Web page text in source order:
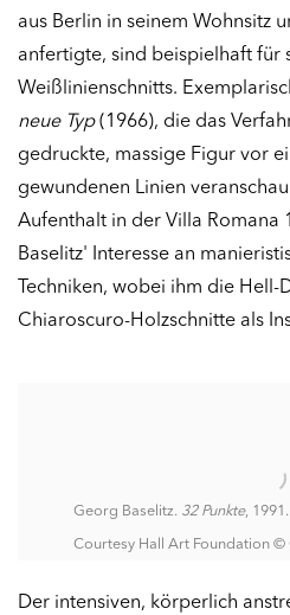
aus Berlin in seinem Wohnsitz
anfertigte, sind beispielhaft für
Weißlinienschnitts.
neue Typ(1966), die das
gedruckte, massige Figur vor
gewundenen Linien
Aufenthalt in der Villa Romana
Baselitz' Interesse an
Techniken, wobei ihm die Hell-
Chiaroscuro-Holzschnitte als
Georg Baselitz. 32 Punkte,
Courtesy Hall Art Foundation ©
Der intensiven, körperlich